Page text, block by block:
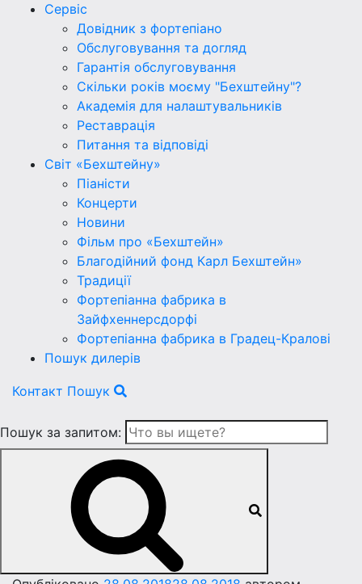
Сервіс
Довідник з фортепіано
Обслуговування та догляд
Гарантія обслуговування
Скільки років моєму "Бехштейну"?
Академія для налаштувальників
Реставрація
Питання та відповіді
Світ «Бехштейну»
Піаністи
Концерти
Новини
Фільм про «Бехштейн»
Благодійний фонд Карл Бехштейн»
Традиції
Фортепіанна фабрика в
Зайфхеннерсдорфi
Фортепіанна фабрика в Градец-Краловi
Пошук дилерів
Контакт Пошук
Пошук за запитом: